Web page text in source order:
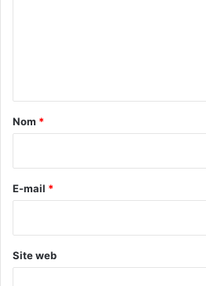
a
e
Nom *
E-mail *
Site web